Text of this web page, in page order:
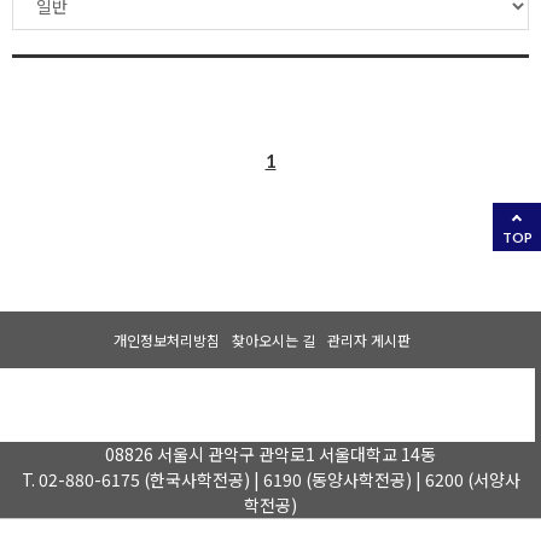
1
TOP
개인정보처리방침 찾아오시는 길 관리자 게시판
08826 서울시 관악구 관악로1 서울대학교 14동
T. 02-880-6175 (한국사학전공) | 6190 (동양사학전공) | 6200 (서양사
학전공)